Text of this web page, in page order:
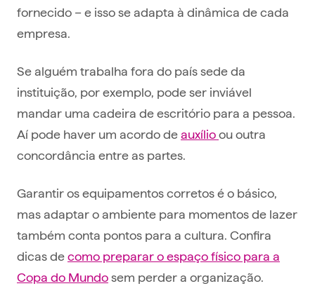
fornecido – e isso se adapta à dinâmica de cada
empresa.
Se alguém trabalha fora do país sede da
instituição, por exemplo, pode ser inviável
mandar uma cadeira de escritório para a pessoa.
Aí pode haver um acordo deauxílioou outra
concordância entre as partes.
Garantir os equipamentos corretos é o básico,
mas adaptar o ambiente para momentos de lazer
também conta pontos para a cultura. Confira
dicas decomo preparar o espaço físico para a
Copa do Mundosem perder a organização.